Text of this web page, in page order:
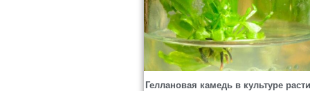
Геллановая камедь в культуре